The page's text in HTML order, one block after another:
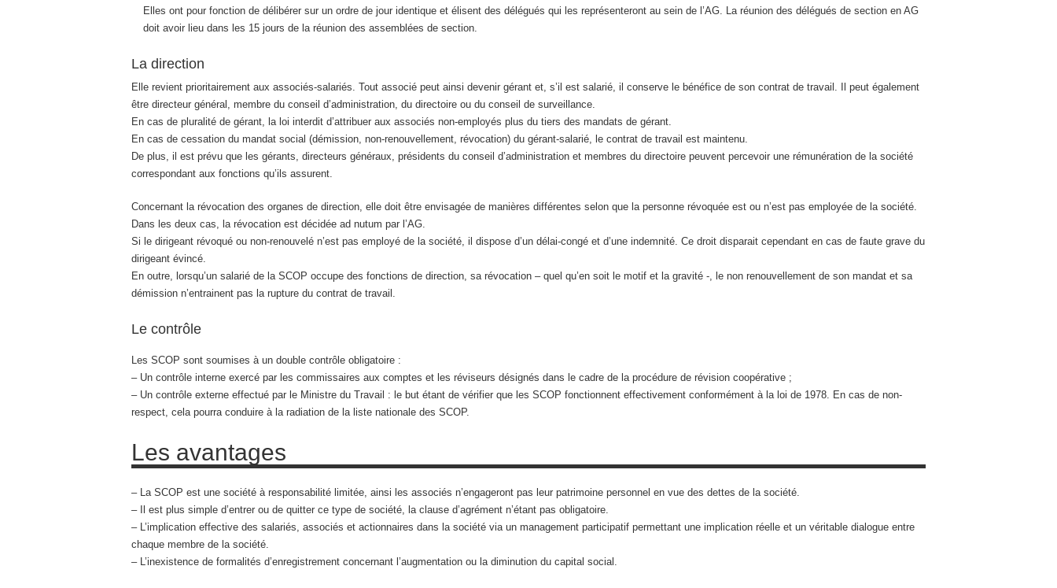
Elles ont pour fonction de délibérer sur un ordre de jour identique et élisent des délégués qui les représenteront au sein de l’AG. La réunion des délégués de section en AG
doit avoir lieu dans les 15 jours de la réunion des assemblées de section.
La direction
Elle revient prioritairement aux associés-salariés. Tout associé peut ainsi devenir gérant et, s’il est salarié, il conserve le bénéfice de son contrat de travail. Il peut également
être directeur général, membre du conseil d’administration, du directoire ou du conseil de surveillance.
En cas de pluralité de gérant, la loi interdit d’attribuer aux associés non-employés plus du tiers des mandats de gérant.
En cas de cessation du mandat social (démission, non-renouvellement, révocation) du gérant-salarié, le contrat de travail est maintenu.
De plus, il est prévu que les gérants, directeurs généraux, présidents du conseil d’administration et membres du directoire peuvent percevoir une rémunération de la société
correspondant aux fonctions qu’ils assurent.
Concernant la révocation des organes de direction, elle doit être envisagée de manières différentes selon que la personne révoquée est ou n’est pas employée de la société.
Dans les deux cas, la révocation est décidée ad nutum par l’AG.
Si le dirigeant révoqué ou non-renouvelé n’est pas employé de la société, il dispose d’un délai-congé et d’une indemnité. Ce droit disparait cependant en cas de faute grave du
dirigeant évincé.
En outre, lorsqu’un salarié de la SCOP occupe des fonctions de direction, sa révocation – quel qu’en soit le motif et la gravité -, le non renouvellement de son mandat et sa
démission n’entrainent pas la rupture du contrat de travail.
Le contrôle
Les SCOP sont soumises à un double contrôle obligatoire :
– Un contrôle interne exercé par les commissaires aux comptes et les réviseurs désignés dans le cadre de la procédure de révision coopérative ;
– Un contrôle externe effectué par le Ministre du Travail : le but étant de vérifier que les SCOP fonctionnent effectivement conformément à la loi de 1978. En cas de non-
respect, cela pourra conduire à la radiation de la liste nationale des SCOP.
Les avantages
– La SCOP est une société à responsabilité limitée, ainsi les associés n’engageront pas leur patrimoine personnel en vue des dettes de la société.
– Il est plus simple d’entrer ou de quitter ce type de société, la clause d’agrément n’étant pas obligatoire.
– L’implication effective des salariés, associés et actionnaires dans la société via un management participatif permettant une implication réelle et un véritable dialogue entre
chaque membre de la société.
– L’inexistence de formalités d’enregistrement concernant l’augmentation ou la diminution du capital social.